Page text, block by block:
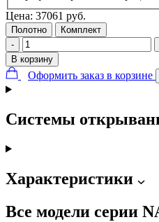
Цена: 37061 руб.
Полотно
Комплект
-
В корзину
Оформить заказ в корзине
Системы
Характеристики
Все модели серии